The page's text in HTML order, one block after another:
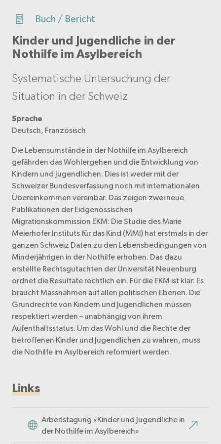
Buch / Bericht
Kinder und Jugendliche in der
Nothilfe im Asylbereich
Systematische Untersuchung der
Situation in der Schweiz
Sprache
Deutsch, Französisch
Die Lebensumstände in der Nothilfe im Asylbereich
gefährden das Wohlergehen und die Entwicklung von
Kindern und Jugendlichen. Dies ist weder mit der
Schweizer Bundesverfassung noch mit internationalen
Übereinkommen vereinbar. Das zeigen zwei neue
Publikationen der Eidgenössischen
Migrationskommission EKM: Die Studie des Marie
Meierhofer Instituts für das Kind (MMI) hat erstmals in der
ganzen Schweiz Daten zu den Lebensbedingungen von
Minderjährigen in der Nothilfe erhoben. Das dazu
erstellte Rechtsgutachten der Universität Neuenburg
ordnet die Resultate rechtlich ein. Für die EKM ist klar: Es
braucht Massnahmen auf allen politischen Ebenen. Die
Grundrechte von Kindern und Jugendlichen müssen
respektiert werden – unabhängig von ihrem
Aufenthaltsstatus. Um das Wohl und die Rechte der
betroffenen Kinder und Jugendlichen zu wahren, muss
die Nothilfe im Asylbereich reformiert werden.
Links
Arbeitstagung «Kinder und Jugendliche in
der Nothilfe im Asylbereich»